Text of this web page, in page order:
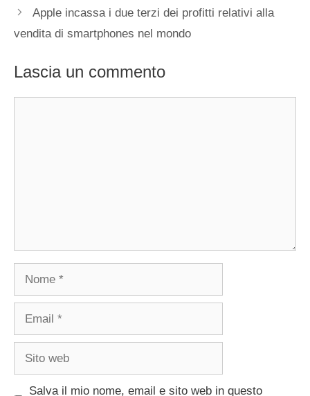
Apple incassa i due terzi dei profitti relativi alla
vendita di smartphones nel mondo
Lascia un commento
Salva il mio nome, email e sito web in questo